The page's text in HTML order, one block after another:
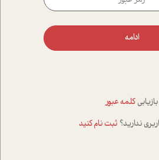
ادامه
بازیابی کلمه عبور
ندارید؟ ثبت نام کنید